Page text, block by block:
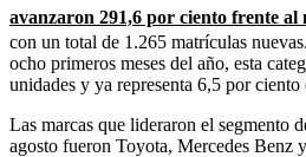
avanzaron 291,6 por ciento frente al
con un total de 1.265 matrículas
ocho primeros meses del año, esta
unidades y ya representa 6,5 por
Las marcas que lideraron el segmento
agosto fueron Toyota, Mercedes Benz